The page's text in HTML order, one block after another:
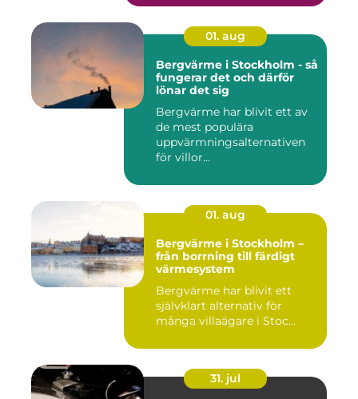
01. aug
Bergvärme i Stockholm - så
fungerar det och därför
lönar det sig
Bergvärme har blivit ett av
de mest populära
uppvärmningsalternativen
för villor...
01. aug
Bergvärme i Stockholm –
från borrning till färdigt
värmesystem
Bergvärme har blivit ett
självklart alternativ för
många villaägare i Stoc...
31. jul